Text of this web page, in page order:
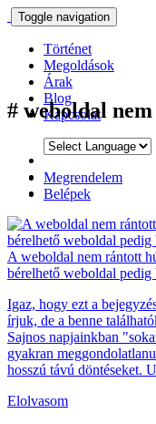
Toggle navigation
Történet
Megoldások
Árak
Blog
Kapcsolat
Megrendelem
Belépek
# weboldal
A weboldal nem rántott
bérelhető weboldal pedig
Igaz, hogy ezt a
írjuk, de a benne
Sajnos napjainkban
gyakran
hosszú távú döntéseket.
Elolvasom